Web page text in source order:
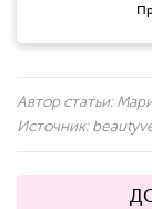
Автор статьи:
Источник: